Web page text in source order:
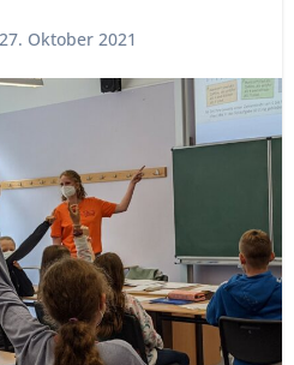
27. Oktober 2021